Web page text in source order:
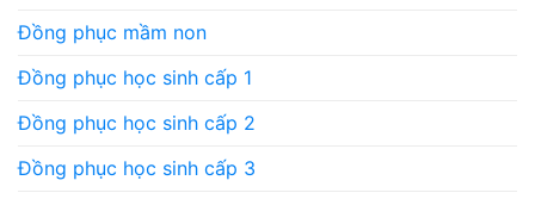
Đồng phục mầm non
Đồng phục học sinh cấp 1
Đồng phục học sinh cấp 2
Đồng phục học sinh cấp 3